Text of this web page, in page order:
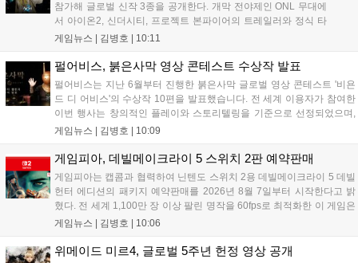
참가해 글로벌 신작 3종을 공개한다. 개막 전야제인 ONL 무대에
서 아이온2, 신더시티, 프로젝트 본파이어의 트레일러와 정식 타
이틀이 발표될 예정이다. 특히 아이온2는 9월 30일 얼리액세스를
베일을 벗는다. 또한 북미 스튜디오가 개발 중인 길드워3는 B2B
관에 출품되어 글로벌 시장 공략에 나선다. 엔씨는 이번 행사를
통해 전 세계 이용자와의 접점을 확대하고 신작에 대한 기대감을
극대화할 계획이다....
게임뉴스 | 김병호 10:11
펄어비스, 붉은사막 영상 콘테스트 수상작 발표
펄어비스는 지난 6월부터 진행한 붉은사막 글로벌 영상 콘테스트 '비욘
드 디 어비스'의 수상작 10편을 발표했습니다. 전 세계 이용자가 참여한
이번 행사는 창의적인 플레이와 스토리텔링을 기준으로 선정되었으며,
수상자들에게는 펄어비스 사옥 '홈 원' 초청 혜택과 기념 주화 및 굿즈가
인공 클리프의 여정을 담은 액션 어드벤처 게임으로 기대를 모으고 있습
니다....
게임뉴스 | 김병호 10:09
게임피아, 데빌메이크라이 5 스위치 2판 예약판매
게임피아는 캡콤과 협력하여 닌텐도 스위치 2용 데빌메이크라이 5 데빌
헌터 에디션의 패키지 예약판매를 2026년 8월 7일부터 시작한다고 밝
혔다. 전 세계 1,100만 장 이상 팔린 명작을 60fps로 최적화한 이 게임은
한국어를 공식 지원하며, 본편 외 다양한 추가 콘텐츠가 포함된다. 국내
쇼핑몰에서 진행된다. 청소년 이용 불가 등급이다....
게임뉴스 | 김병호 10:06
위메이드 미르4, 글로벌 5주년 헌정 영상 공개